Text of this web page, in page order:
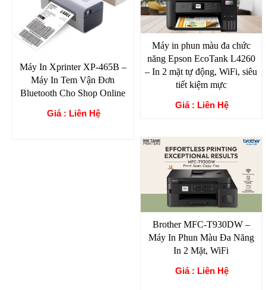
Máy In Xprinter XP-465B –
Máy In Tem Vận Đơn
Bluetooth Cho Shop Online
Giá : Liên Hệ
Máy in phun màu đa chức
năng Epson EcoTank L4260
– In 2 mặt tự động, WiFi, siêu
tiết kiệm mực
Giá : Liên Hệ
Brother MFC-T930DW –
Máy In Phun Màu Đa Năng
In 2 Mặt, WiFi
Giá : Liên Hệ